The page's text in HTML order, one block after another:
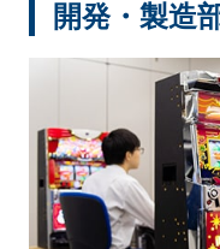
開発・製造